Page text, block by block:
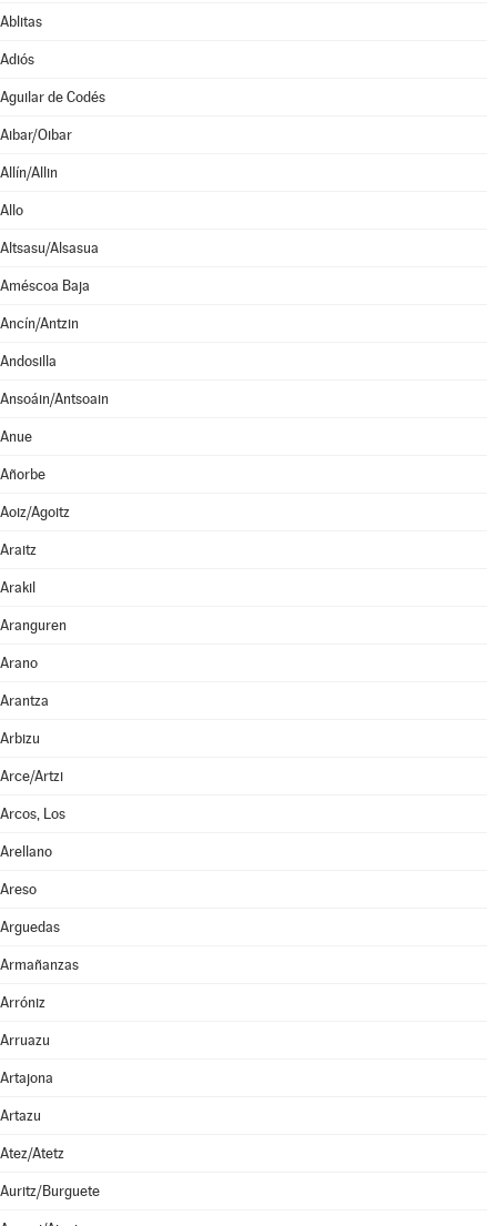
Ablitas
Adiós
Aguilar de Codés
Aibar/Oibar
Allín/Allin
Allo
Altsasu/Alsasua
Améscoa Baja
Ancín/Antzin
Andosilla
Ansoáin/Antsoain
Anue
Añorbe
Aoiz/Agoitz
Araitz
Arakil
Aranguren
Arano
Arantza
Arbizu
Arce/Artzi
Arcos, Los
Arellano
Areso
Arguedas
Armañanzas
Arróniz
Arruazu
Artajona
Artazu
Atez/Atetz
Auritz/Burguete